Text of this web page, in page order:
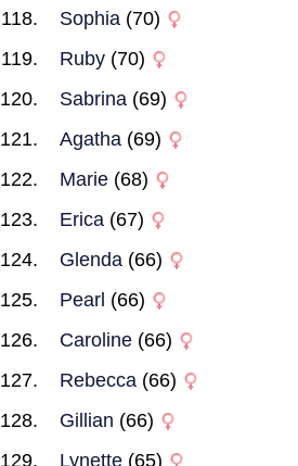
Sophia (70)
Ruby (70)
Sabrina (69)
Agatha (69)
Marie (68)
Erica (67)
Glenda (66)
Pearl (66)
Caroline (66)
Rebecca (66)
Gillian (66)
Lynette (65)